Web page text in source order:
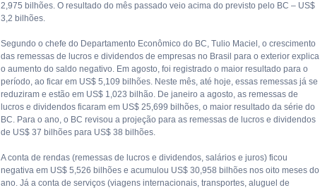
2,975 bilhões. O resultado do mês passado veio acima do previsto pelo BC – US$
3,2 bilhões.
Segundo o chefe do Departamento Econômico do BC, Tulio Maciel, o crescimento
das remessas de lucros e dividendos de empresas no Brasil para o exterior explica
o aumento do saldo negativo. Em agosto, foi registrado o maior resultado para o
período, ao ficar em US$ 5,109 bilhões. Neste mês, até hoje, essas remessas já se
reduziram e estão em US$ 1,023 bilhão. De janeiro a agosto, as remessas de
lucros e dividendos ficaram em US$ 25,699 bilhões, o maior resultado da série do
BC. Para o ano, o BC revisou a projeção para as remessas de lucros e dividendos
de US$ 37 bilhões para US$ 38 bilhões.
A conta de rendas (remessas de lucros e dividendos, salários e juros) ficou
negativa em US$ 5,526 bilhões e acumulou US$ 30,958 bilhões nos oito meses do
ano. Já a conta de serviços (viagens internacionais, transportes, aluguel de